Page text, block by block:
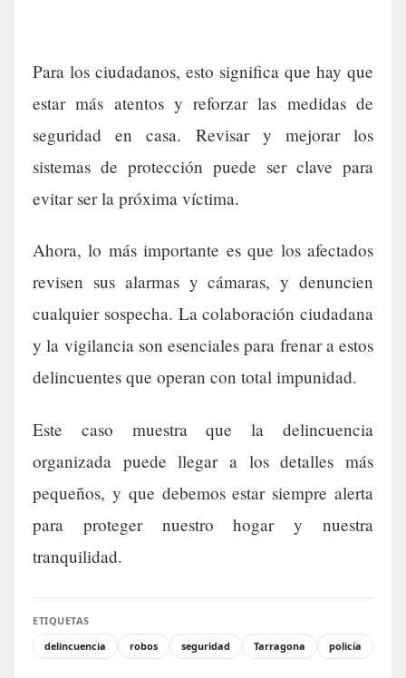
Para los ciudadanos, esto significa que hay que
estar más atentos y reforzar las medidas de
seguridad en casa. Revisar y mejorar los
sistemas de protección puede ser clave para
evitar ser la próxima víctima.
Ahora, lo más importante es que los afectados
revisen sus alarmas y cámaras, y denuncien
cualquier sospecha. La colaboración ciudadana
y la vigilancia son esenciales para frenar a estos
delincuentes que operan con total impunidad.
Este caso muestra que la delincuencia
organizada puede llegar a los detalles más
pequeños, y que debemos estar siempre alerta
para proteger nuestro hogar y nuestra
tranquilidad.
ETIQUETAS
delincuencia
robos seguridad Tarragona policía